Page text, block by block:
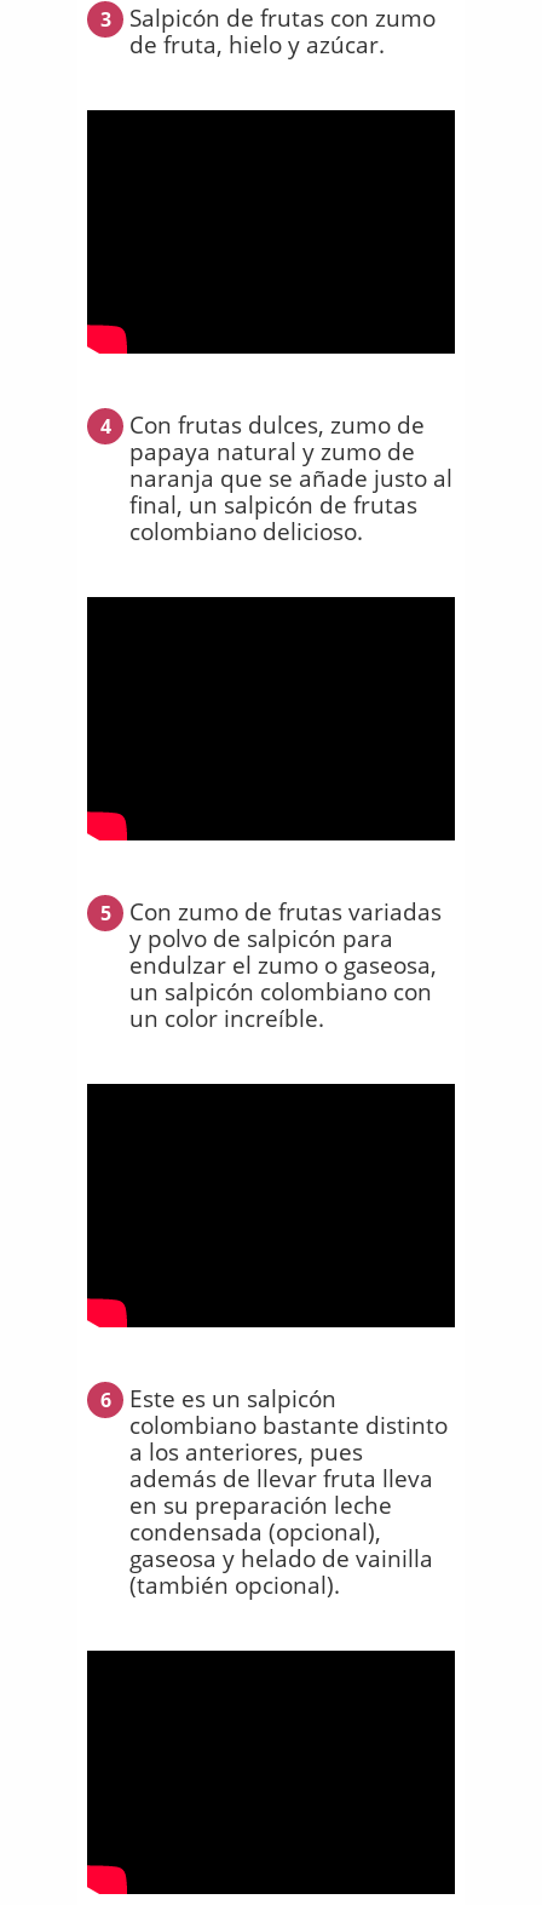
3
Salpicón de frutas con zumo
de fruta, hielo y azúcar.
4
Con frutas dulces, zumo de
papaya natural y zumo de
naranja que se añade justo al
final, un salpicón de frutas
colombiano delicioso.
5
Con zumo de frutas variadas
y polvo de salpicón para
endulzar el zumo o gaseosa,
un salpicón colombiano con
un color increíble.
6
Este es un salpicón
colombiano bastante distinto
a los anteriores, pues
además de llevar fruta lleva
en su preparación leche
condensada (opcional),
gaseosa y helado de vainilla
(también opcional).